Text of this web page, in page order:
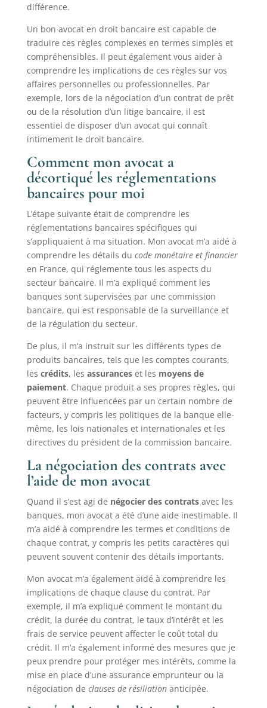
différence.
Un bon avocat en droit bancaire est capable de
traduire ces règles complexes en termes simples et
compréhensibles. Il peut également vous aider à
comprendre les implications de ces règles sur vos
affaires personnelles ou professionnelles. Par
exemple, lors de la négociation d’un contrat de prêt
ou de la résolution d’un litige bancaire, il est
essentiel de disposer d’un avocat qui connaît
intimement le droit bancaire.
Comment mon avocat a
décortiqué les réglementations
bancaires pour moi
L’étape suivante était de comprendre les
réglementations bancaires spécifiques qui
s’appliquaient à ma situation. Mon avocat m’a aidé à
comprendre les détails du code monétaire et financier
en France, qui réglemente tous les aspects du
secteur bancaire. Il m’a expliqué comment les
banques sont supervisées par une commission
bancaire, qui est responsable de la surveillance et
de la régulation du secteur.
De plus, il m’a instruit sur les différents types de
produits bancaires, tels que les comptes courants,
les crédits, les assuranceset les moyens de
paiement. Chaque produit a ses propres règles, qui
peuvent être influencées par un certain nombre de
facteurs, y compris les politiques de la banque elle-
même, les lois nationales et internationales et les
directives du président de la commission bancaire.
La négociation des contrats avec
l’aide de mon avocat
Quand il s’est agi de négocier des contratsavec les
banques, mon avocat a été d’une aide inestimable. Il
m’a aidé à comprendre les termes et conditions de
chaque contrat, y compris les petits caractères qui
peuvent souvent contenir des détails importants.
Mon avocat m’a également aidé à comprendre les
implications de chaque clause du contrat. Par
exemple, il m’a expliqué comment le montant du
crédit, la durée du contrat, le taux d’intérêt et les
frais de service peuvent affecter le coût total du
crédit. Il m’a également informé des mesures que je
peux prendre pour protéger mes intérêts, comme la
mise en place d’une assurance emprunteur ou la
négociation de clauses de résiliationanticipée.